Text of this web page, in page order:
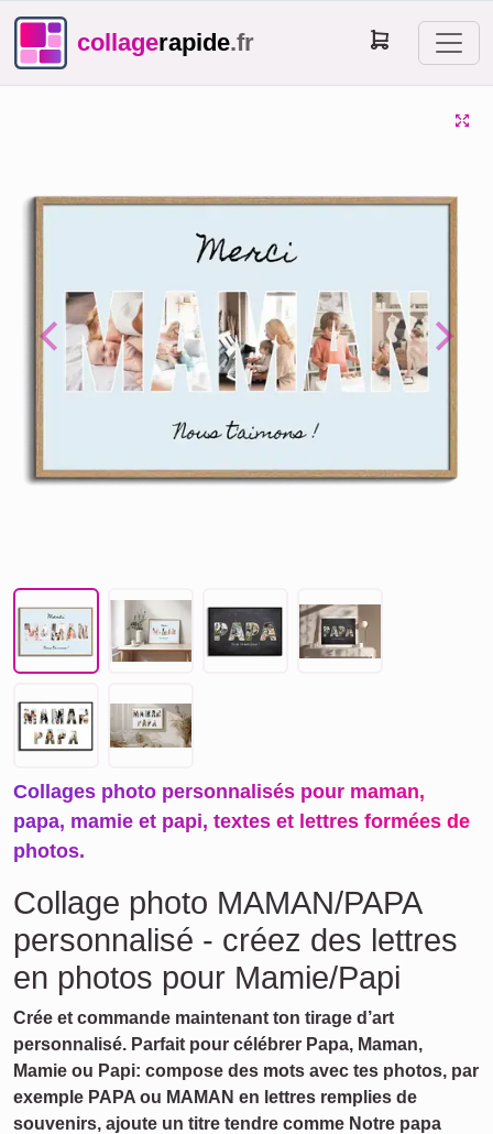
collagerapide.fr
Previous Next
Collages photo personnalisés pour maman,
papa, mamie et papi, textes et lettres formées de
photos.
Collage photo MAMAN/PAPA
personnalisé - créez des lettres
en photos pour Mamie/Papi
Crée et commande maintenant ton tirage d’art
personnalisé. Parfait pour célébrer Papa, Maman,
Mamie ou Papi: compose des mots avec tes photos, par
exemple PAPA ou MAMAN en lettres remplies de
souvenirs, ajoute un titre tendre comme Notre papa